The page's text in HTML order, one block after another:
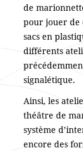
de
pour jouer de
sacs en
différents
signalétique.
Ainsi, les
théâtre de
système
encore des